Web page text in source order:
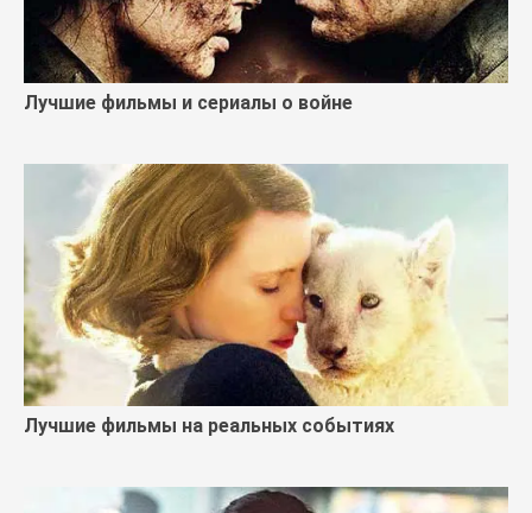
Лучшие фильмы и сериалы о войне
Лучшие фильмы на реальных событиях